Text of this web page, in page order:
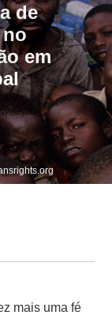
de
no
em
mais uma fé